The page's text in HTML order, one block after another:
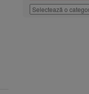
Categorii